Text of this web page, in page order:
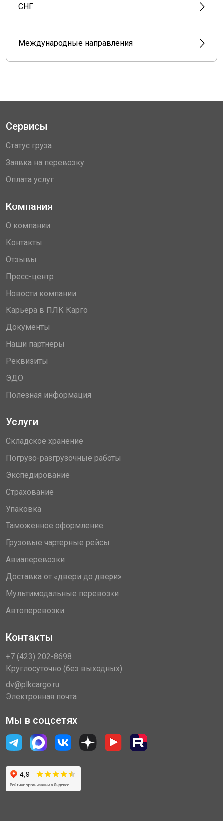
СНГ
Международные направления
Сервисы
Статус груза
Заявка на перевозку
Оплата услуг
Компания
О компании
Контакты
Отзывы
Пресс-центр
Новости компании
Карьера в ПЛК Карго
Документы
Наши партнеры
Реквизиты
ЭДО
Полезная информация
Услуги
Складское хранение
Погрузо-разгрузочные работы
Экспедирование
Страхование
Упаковка
Таможенное оформление
Грузовые чартерные рейсы
Авиаперевозки
Доставка от «двери до двери»
Мультимодальные перевозки
Автоперевозки
Контакты
+7 (423) 202-8698
Круглосуточно (без выходных)
dv@plkcargo.ru
Электронная почта
Мы в соцсетях